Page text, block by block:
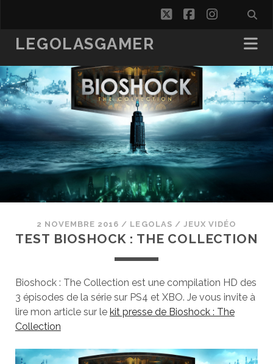
twitterfacebook
LEGOLASGAMER
2 NOVEMBRE 2016 / LEGOLAS / JEUX VIDÉO
TEST BIOSHOCK : THE COLLECTION
Bioshock : The Collection est une compilation HD des
3 épisodes de la série sur PS4 et XBO. Je vous invite à
lire mon article sur le kit presse de Bioshock : The
Collection